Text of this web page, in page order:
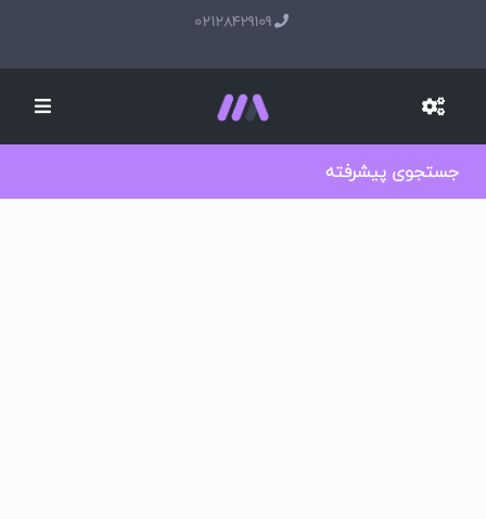
02128429109
جستجوی پیشرفته